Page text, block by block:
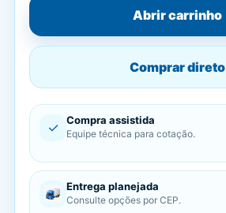
Abrir carrinho
Comprar direto
✓ Compra assistida
Equipe técnica para cotação.
Entrega planejada
Consulte opções por CEP.